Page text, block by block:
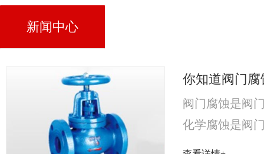
新闻中心
你知道阀门
阀门腐蚀是阀
化学腐蚀是阀
率取决于阀门